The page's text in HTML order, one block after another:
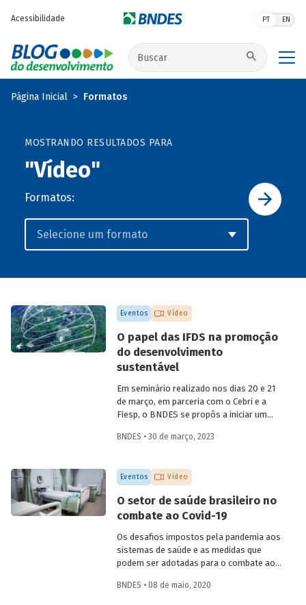
Acessibilidade PT EN
Buscar no site
Página Inicial Formatos
MOSTRANDO RESULTADOS PARA
"Vídeo"
Formatos:
Eventos Vídeo
O papel das IFDS na promoção
do desenvolvimento
sustentável
Em seminário realizado nos dias 20 e 21
de março, em parceria com o Cebri e a
Fiesp, o BNDES se propôs a iniciar um
principais questões do desenvolvimento
internacionais e representantes de
governo e da área acadêmica no Brasil.
Um dos temas abordados foi como o
Estado e as instituições financeiras de
desenvolvimento (IFD) podem atuar para
promover uma retomada do crescimento
em bases sustentáveis, com foco na
inclusão social.
BNDES • 30 de março, 2023
Eventos Vídeo
O setor de saúde brasileiro no
combate ao Covid-19
Os desafios impostos pela pandemia aos
sistemas de saúde e as medidas que
podem ser adotadas para o combate ao
por especialistas da área de saúde, em
BNDES • 08 de maio, 2020